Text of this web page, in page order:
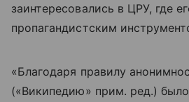
заинтересовались в ЦРУ, где
пропагандистским
«Благодаря правилу
(«Википедию» прим. ред.)